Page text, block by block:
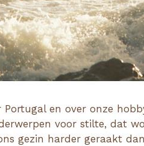
en over onze
voor stilte, dat
gezin harder geraakt